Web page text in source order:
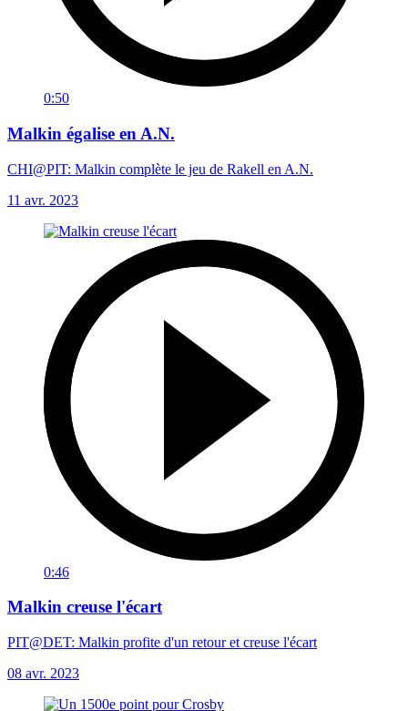
0:50
Malkin égalise en A.N.
CHI@PIT: Malkin complète le jeu de Rakell en A.N.
11 avr. 2023
0:46
Malkin creuse l'écart
PIT@DET: Malkin profite d'un retour et creuse l'écart
08 avr. 2023